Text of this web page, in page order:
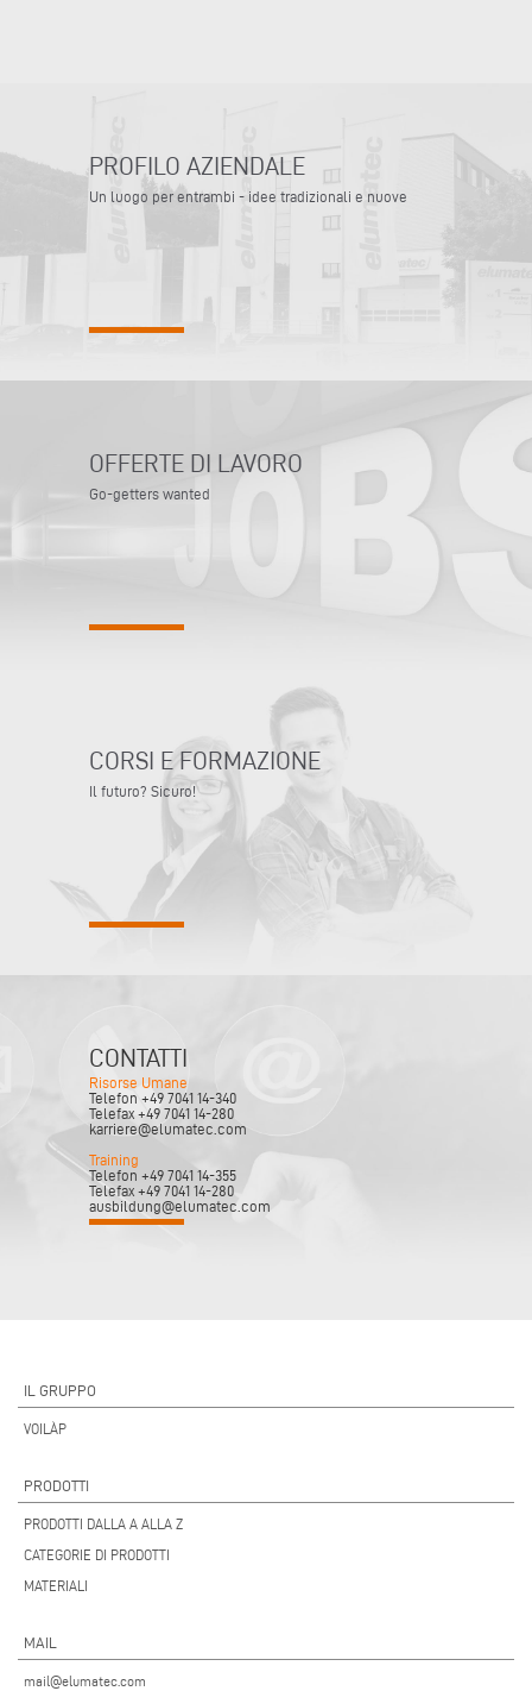
PROFILO AZIENDALE
Un luogo per entrambi - idee tradizionali e nuove
OFFERTE DI LAVORO
Go-getters wanted
CORSI E FORMAZIONE
Il futuro? Sicuro!
CONTATTI
Risorse Umane
Telefon +49 7041 14-340
Telefax +49 7041 14-280
karriere@elumatec.com
Training
Telefon +49 7041 14-355
Telefax +49 7041 14-280
ausbildung@elumatec.com
IL GRUPPO
VOILÀP
PRODOTTI
PRODOTTI DALLA A ALLA Z
CATEGORIE DI PRODOTTI
MATERIALI
MAIL
mail@elumatec.com